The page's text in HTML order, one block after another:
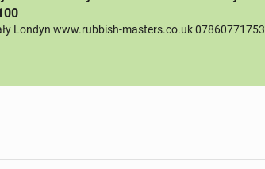
Londyn www.rubbish-masters.co.uk 07860771753